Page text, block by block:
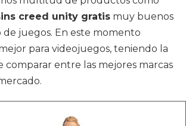
creed unity gratis muy buenos
de juegos. En este momento
para videojuegos, teniendo la
entre las mejores marcas